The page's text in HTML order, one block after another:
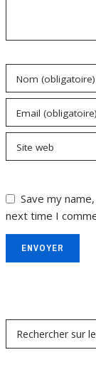
Nom (obligatoire)
Email (obligatoire)
Site web
Save my
next time I
ENVOYER